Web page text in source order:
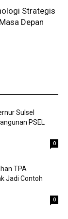
Strategis
Depan
Sulsel
PSEL
0
TPA
Jadi Contoh
0